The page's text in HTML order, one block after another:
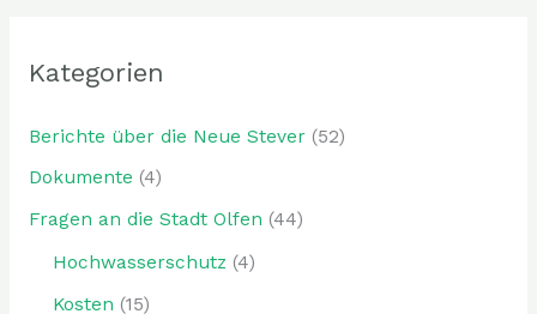
e
a
c
Kategorien
Berichte über die Neue Stever(52)
Dokumente (4)
Fragen an die Stadt Olfen (44)
Hochwasserschutz (4)
Kosten (15)